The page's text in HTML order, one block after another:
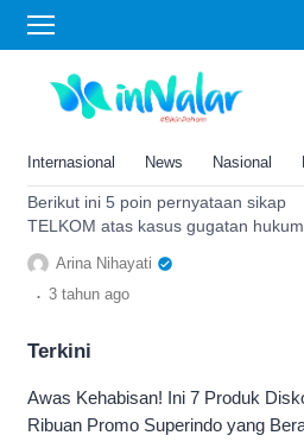
Internasional News Nasional
Bakhtiar Rosyidi
Soal Gugatan Bakhtiar
Telkom Duga Sebagai
Rp354 Miliar
Berikut ini 5 poin pernyataan sikap
TELKOM atas kasus gugatan hukum
terduga tersangka korupsi Bakhtiar
Rosyidi ke Menteri BUMN.
Arina Nihayati
. 3 tahun ago
Terkini
Awas Kehabisan! Ini 7 Produk
Ribuan Promo Superindo yang